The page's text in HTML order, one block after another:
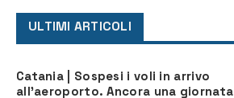
ULTIMI ARTICOLI
Catania | Sospesi i voli in arrivo
all’aeroporto. Ancora una giornata